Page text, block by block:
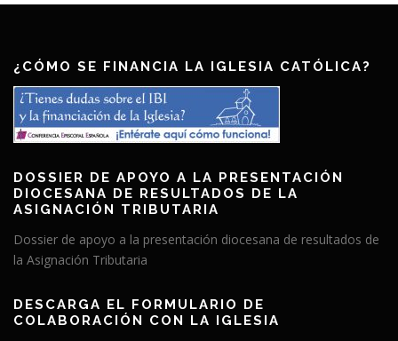
¿CÓMO SE FINANCIA LA IGLESIA CATÓLICA?
DOSSIER DE APOYO A LA PRESENTACIÓN
DIOCESANA DE RESULTADOS DE LA
ASIGNACIÓN TRIBUTARIA
Dossier de apoyo a la presentación diocesana de resultados de
la Asignación Tributaria
DESCARGA EL FORMULARIO DE
COLABORACIÓN CON LA IGLESIA